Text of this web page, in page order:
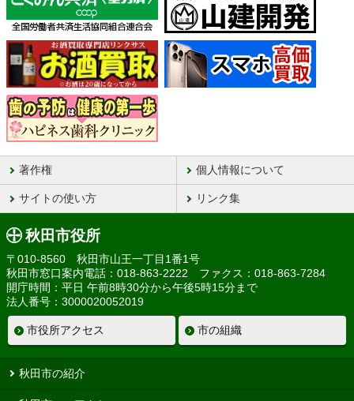
著作権 個人情報について
サイトの使い方 リンク集
秋田市役所
〒010-8560 秋田市山王一丁目1番1号
秋田市窓口案内電話：018-863-2222 ファクス：018-863-7284
開庁時間：平日 午前8時30分から午後5時15分まで
法人番号：3000020052019
市役所アクセス 市の組織
秋田市の紹介